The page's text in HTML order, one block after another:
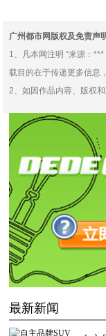
广州都市网版权及免责声
1、凡本网注明 “来源：
载目的在于传递更多信息
2、如因作品内容、版权
最新新闻